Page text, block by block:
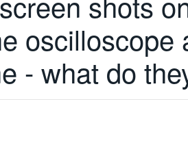
oscilloscope
- what do